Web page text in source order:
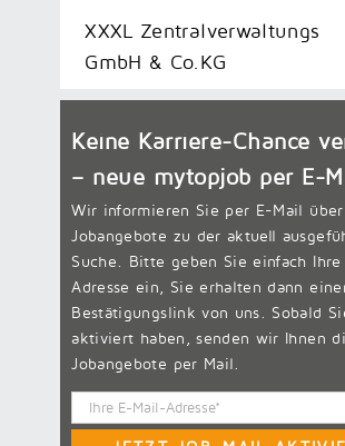
XXXL Zentralverwaltungs
GmbH & Co.KG
Keine Karriere-Chance
– neue mytopjob per E-
Wir informieren Sie per E-Mail
Jobangebote zu der aktuell
Suche. Bitte geben Sie einfach
Adresse ein, Sie erhalten dann
Bestätigungslink von uns. Sobald
aktiviert haben, senden wir Ihnen
Jobangebote per Mail.